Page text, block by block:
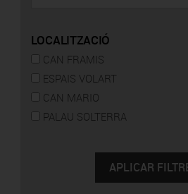
LOCALITZACIÓ
CAN FRAMIS
ESPAIS VOLART
CAN MARIO
PALAU SOLTERRA